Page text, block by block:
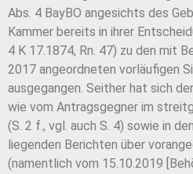
Abs. 4 BayBO angesichts des
Kammer bereits in ihrer
4 K 17.1874, Rn. 47) zu den mit
2017 angeordneten vorläufigen
ausgegangen. Seither hat sich
wie vom Antragsgegner im
(S. 2 f., vgl. auch S. 4) sowie in
liegenden Berichten über
(namentlich vom 15.10.2019